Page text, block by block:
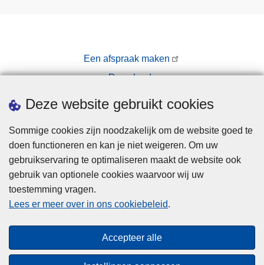
Deze website gebruikt cookies
Sommige cookies zijn noodzakelijk om de website goed te
doen functioneren en kan je niet weigeren. Om uw
gebruikservaring te optimaliseren maakt de website ook
gebruik van optionele cookies waarvoor wij uw
toestemming vragen.
Lees er meer over in ons cookiebeleid.
Accepteer alle
Een afspraak maken
Downloads
Pers
Privacy
Toegankelijkheid